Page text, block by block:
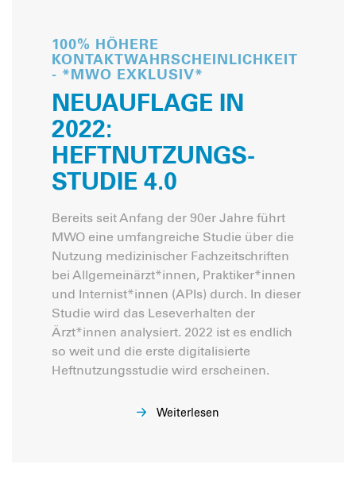
100% HÖHERE
KONTAKTWAHRSCHEINLICHKEIT
- *MWO EXKLUSIV*
NEUAUFLAGE IN
2022:
HEFTNUTZUNGS­
STUDIE 4.0
Bereits seit Anfang der 90er Jahre führt
MWO eine umfangreiche Studie über die
Nutzung medizinischer Fachzeitschriften
bei Allgemeinärzt*innen, Praktiker*innen
und Internist*innen (APIs) durch. In dieser
Studie wird das Leseverhalten der
Ärzt*innen analysiert. 2022 ist es endlich
so weit und die erste digitalisierte
Heftnutzungsstudie wird erscheinen.
Weiterlesen